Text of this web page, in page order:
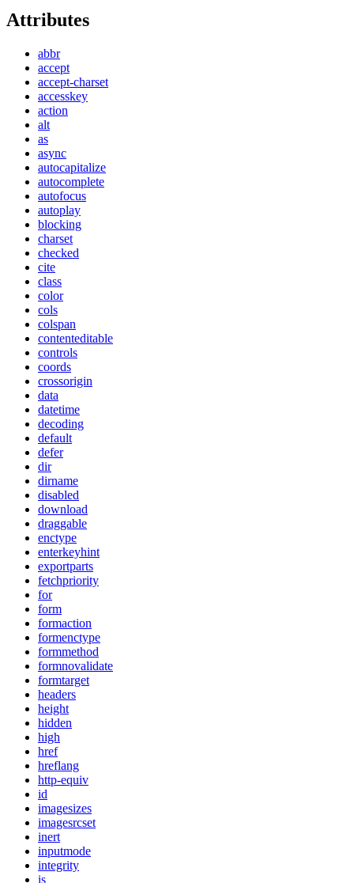
Attributes
abbr
accept
accept-charset
accesskey
action
alt
as
async
autocapitalize
autocomplete
autofocus
autoplay
blocking
charset
checked
cite
class
color
cols
colspan
contenteditable
controls
coords
crossorigin
data
datetime
decoding
default
defer
dir
dirname
disabled
download
draggable
enctype
enterkeyhint
exportparts
fetchpriority
for
form
formaction
formenctype
formmethod
formnovalidate
formtarget
headers
height
hidden
high
href
hreflang
http-equiv
id
imagesizes
imagesrcset
inert
inputmode
integrity
is